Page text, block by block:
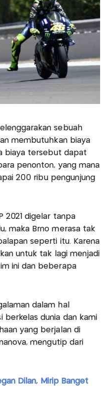
sebuah
membutuhkan biaya
biaya tersebut dapat
penonton, yang mana
200 ribu pengunjung
2021 digelar tanpa
maka Brno merasa tak
seperti itu. Karena
untuk tak lagi menjadi
ini dan beberapa
dalam hal
berkelas dunia dan kami
yang berjalan di
mengutip dari
Dilan, Mirip Banget